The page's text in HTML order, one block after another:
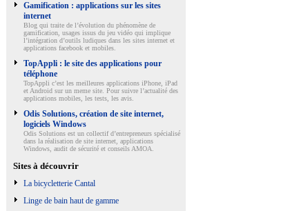
Gamification : applications sur les sites
internet
Blog qui traite de l’évolution du phénomène de
gamification, usages issus du jeu vidéo qui implique
l’intégration d’outils ludiques dans les sites internet et
applications facebook et mobiles.
TopAppli : le site des applications pour
téléphone
TopAppli c’est les meilleures applications iPhone, iPad
et Android sur un meme site. Pour suivre l’actualité des
applications mobiles, les tests, les avis.
Odis Solutions, création de site internet,
logiciels Windows
Odis Solutions est un collectif d’entrepreneurs spécialisé
dans la réalisation de site internet, applications
Windows, audit de sécurité et conseils AMOA.
Sites à découvrir
La bicycletterie Cantal
Linge de bain haut de gamme